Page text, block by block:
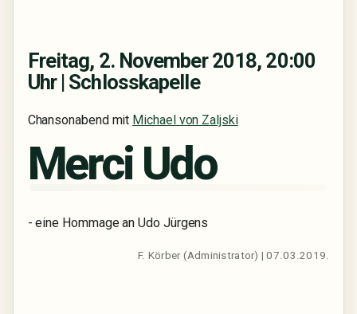
Freitag, 2. November 2018, 20:00
Uhr | Schlosskapelle
Chansonabend mit Michael von Zaljski
Merci Udo
- eine Hommage an Udo Jürgens
F. Körber (Administrator) | 07.03.2019.